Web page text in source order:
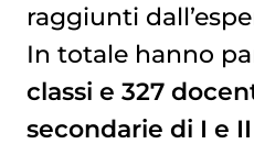
raggiunti
In totale hanno
classi e 327
secondarie di I e